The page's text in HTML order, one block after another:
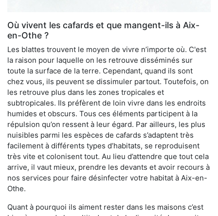
Où vivent les cafards et que mangent-ils à Aix-
en-Othe ?
Les blattes trouvent le moyen de vivre n’importe où. C'est
la raison pour laquelle on les retrouve disséminés sur
toute la surface de la terre. Cependant, quand ils sont
chez vous, ils peuvent se dissimuler partout. Toutefois, on
les retrouve plus dans les zones tropicales et
subtropicales. Ils préfèrent de loin vivre dans les endroits
humides et obscurs. Tous ces éléments participent à la
répulsion qu’on ressent à leur égard. Par ailleurs, les plus
nuisibles parmi les espèces de cafards s’adaptent très
facilement à différents types d’habitats, se reproduisent
très vite et colonisent tout. Au lieu d’attendre que tout cela
arrive, il vaut mieux, prendre les devants et avoir recours à
nos services pour faire désinfecter votre habitat à Aix-en-
Othe.
Quant à pourquoi ils aiment rester dans les maisons c’est